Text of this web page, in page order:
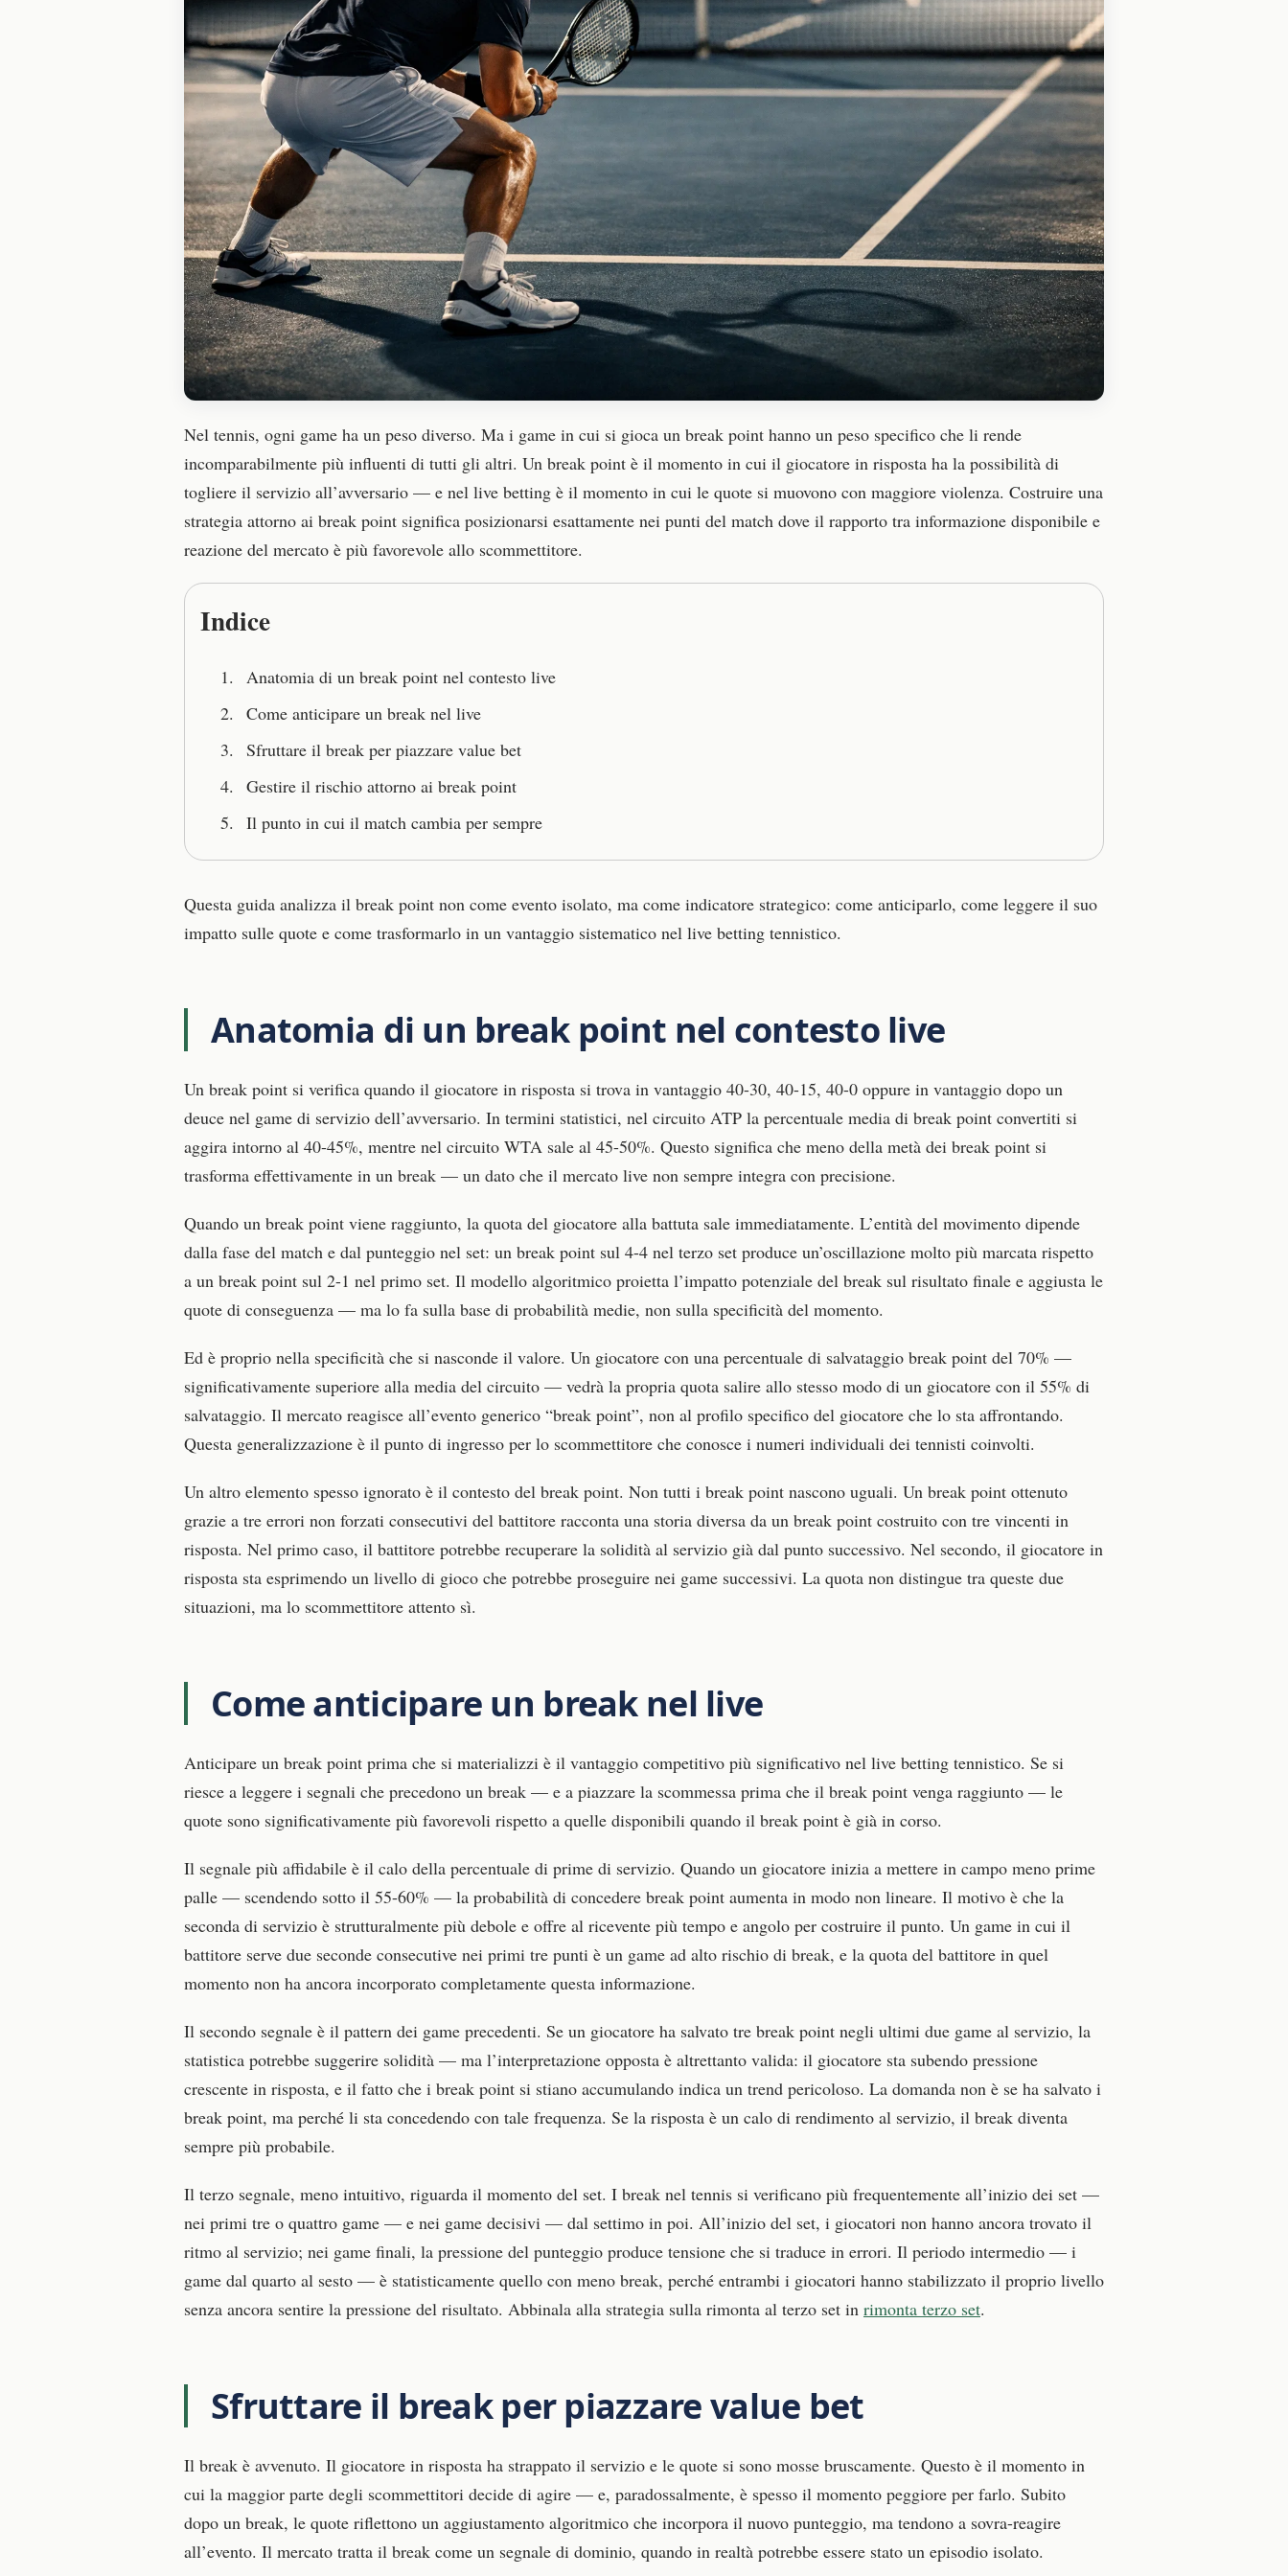
Nel tennis, ogni game ha un peso diverso. Ma i game in cui si gioca un break point hanno un peso specifico che li rende
incomparabilmente più influenti di tutti gli altri. Un break point è il momento in cui il giocatore in risposta ha la possibilità di
togliere il servizio all’avversario — e nel live betting è il momento in cui le quote si muovono con maggiore violenza. Costruire una
strategia attorno ai break point significa posizionarsi esattamente nei punti del match dove il rapporto tra informazione disponibile e
reazione del mercato è più favorevole allo scommettitore.
Indice
Anatomia di un break point nel contesto live
Come anticipare un break nel live
Sfruttare il break per piazzare value bet
Gestire il rischio attorno ai break point
Il punto in cui il match cambia per sempre
Questa guida analizza il break point non come evento isolato, ma come indicatore strategico: come anticiparlo, come leggere il suo
impatto sulle quote e come trasformarlo in un vantaggio sistematico nel live betting tennistico.
Anatomia di un break point nel contesto live
Un break point si verifica quando il giocatore in risposta si trova in vantaggio 40-30, 40-15, 40-0 oppure in vantaggio dopo un
deuce nel game di servizio dell’avversario. In termini statistici, nel circuito ATP la percentuale media di break point convertiti si
aggira intorno al 40-45%, mentre nel circuito WTA sale al 45-50%. Questo significa che meno della metà dei break point si
trasforma effettivamente in un break — un dato che il mercato live non sempre integra con precisione.
Quando un break point viene raggiunto, la quota del giocatore alla battuta sale immediatamente. L’entità del movimento dipende
dalla fase del match e dal punteggio nel set: un break point sul 4-4 nel terzo set produce un’oscillazione molto più marcata rispetto
a un break point sul 2-1 nel primo set. Il modello algoritmico proietta l’impatto potenziale del break sul risultato finale e aggiusta le
quote di conseguenza — ma lo fa sulla base di probabilità medie, non sulla specificità del momento.
Ed è proprio nella specificità che si nasconde il valore. Un giocatore con una percentuale di salvataggio break point del 70% —
significativamente superiore alla media del circuito — vedrà la propria quota salire allo stesso modo di un giocatore con il 55% di
salvataggio. Il mercato reagisce all’evento generico “break point”, non al profilo specifico del giocatore che lo sta affrontando.
Questa generalizzazione è il punto di ingresso per lo scommettitore che conosce i numeri individuali dei tennisti coinvolti.
Un altro elemento spesso ignorato è il contesto del break point. Non tutti i break point nascono uguali. Un break point ottenuto
grazie a tre errori non forzati consecutivi del battitore racconta una storia diversa da un break point costruito con tre vincenti in
risposta. Nel primo caso, il battitore potrebbe recuperare la solidità al servizio già dal punto successivo. Nel secondo, il giocatore in
risposta sta esprimendo un livello di gioco che potrebbe proseguire nei game successivi. La quota non distingue tra queste due
situazioni, ma lo scommettitore attento sì.
Come anticipare un break nel live
Anticipare un break point prima che si materializzi è il vantaggio competitivo più significativo nel live betting tennistico. Se si
riesce a leggere i segnali che precedono un break — e a piazzare la scommessa prima che il break point venga raggiunto — le
quote sono significativamente più favorevoli rispetto a quelle disponibili quando il break point è già in corso.
Il segnale più affidabile è il calo della percentuale di prime di servizio. Quando un giocatore inizia a mettere in campo meno prime
palle — scendendo sotto il 55-60% — la probabilità di concedere break point aumenta in modo non lineare. Il motivo è che la
seconda di servizio è strutturalmente più debole e offre al ricevente più tempo e angolo per costruire il punto. Un game in cui il
battitore serve due seconde consecutive nei primi tre punti è un game ad alto rischio di break, e la quota del battitore in quel
momento non ha ancora incorporato completamente questa informazione.
Il secondo segnale è il pattern dei game precedenti. Se un giocatore ha salvato tre break point negli ultimi due game al servizio, la
statistica potrebbe suggerire solidità — ma l’interpretazione opposta è altrettanto valida: il giocatore sta subendo pressione
crescente in risposta, e il fatto che i break point si stiano accumulando indica un trend pericoloso. La domanda non è se ha salvato i
break point, ma perché li sta concedendo con tale frequenza. Se la risposta è un calo di rendimento al servizio, il break diventa
sempre più probabile.
Il terzo segnale, meno intuitivo, riguarda il momento del set. I break nel tennis si verificano più frequentemente all’inizio dei set —
nei primi tre o quattro game — e nei game decisivi — dal settimo in poi. All’inizio del set, i giocatori non hanno ancora trovato il
ritmo al servizio; nei game finali, la pressione del punteggio produce tensione che si traduce in errori. Il periodo intermedio — i
game dal quarto al sesto — è statisticamente quello con meno break, perché entrambi i giocatori hanno stabilizzato il proprio livello
senza ancora sentire la pressione del risultato. Abbinala alla strategia sulla rimonta al terzo set in rimonta terzo set.
Sfruttare il break per piazzare value bet
Il break è avvenuto. Il giocatore in risposta ha strappato il servizio e le quote si sono mosse bruscamente. Questo è il momento in
cui la maggior parte degli scommettitori decide di agire — e, paradossalmente, è spesso il momento peggiore per farlo. Subito
dopo un break, le quote riflettono un aggiustamento algoritmico che incorpora il nuovo punteggio, ma tendono a sovra-reagire
all’evento. Il mercato tratta il break come un segnale di dominio, quando in realtà potrebbe essere stato un episodio isolato.